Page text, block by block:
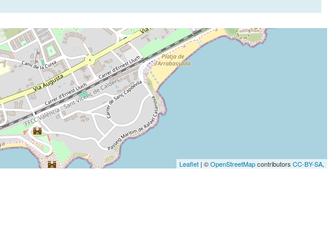
Leaflet | ©OpenStreetMapcontributors CC-BY-SA,